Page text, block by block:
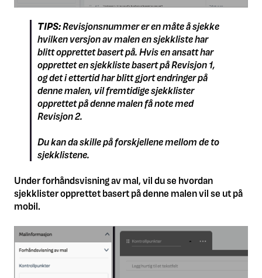
TIPS:Revisjonsnummer er en måte å sjekke
hvilken versjon av malen en sjekkliste har
blitt opprettet basert på. Hvis en ansatt har
opprettet en sjekkliste basert på Revisjon 1,
og det i ettertid har blitt gjort endringer på
denne malen, vil fremtidige sjekklister
opprettet på denne malen få note med
Revisjon 2.
Du kan da skille på forskjellene mellom de to
sjekklistene.
Under forhåndsvisning av mal, vil du se hvordan
sjekklister opprettet basert på denne malen vil se ut på
mobil.